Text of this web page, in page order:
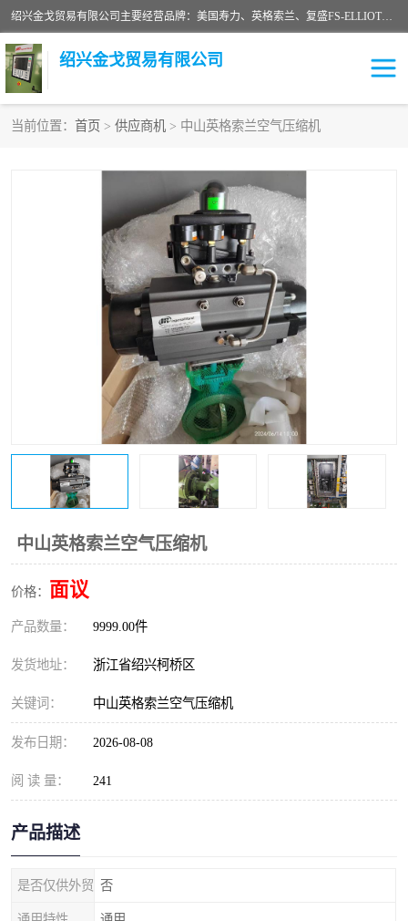
绍兴金戈贸易有限公司主要经营品牌：美国寿力、英格索兰、复盛FS-ELLIOTT，库伯COOPER、阿特拉斯等品牌空压机及配件销售；承接全厂空气压缩机管理、维护保养；节能改造；气体干燥机销售、维护、维修、保养。销售各种品牌空压机空气滤芯、油滤芯、油气分离器；精密过滤器滤芯；除油雾滤芯；抽真空滤芯，消音器，疏水器。劳务承接：全厂空压机维修保养工程，安装工程；移机或汰换工程；节能改造工程等。
绍兴金戈贸易有限公司
当前位置： 首页 > 供应商机 > 中山英格索兰空气压缩机
中山英格索兰空气压缩机
价格： 面议
产品数量： 9999.00件
发货地址： 浙江省绍兴柯桥区
关键词： 中山英格索兰空气压缩机
发布日期： 2026-08-08
阅 读 量： 241
产品描述
是否仅供外贸 否
英格索兰配件
闽台富源特种陶瓷
美国寿力空压机零部件 英格索兰离心机空滤芯
英格索兰COOPER离心机 库伯卡麦隆离心机零件
微电脑控制器 离心式压缩机高速转子组
复盛离心机零件 中冷耐高温气侧密封胶垫
空气过滤器
CAMERON空压机维修 CAMERON空压机显示屏